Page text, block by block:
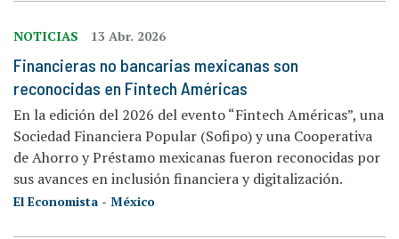
NOTICIAS 13 Abr. 2026
Financieras no bancarias mexicanas son
reconocidas en Fintech Américas
En la edición del 2026 del evento “Fintech Américas”, una
Sociedad Financiera Popular (Sofipo) y una Cooperativa
de Ahorro y Préstamo mexicanas fueron reconocidas por
sus avances en inclusión financiera y digitalización.
El Economista - México